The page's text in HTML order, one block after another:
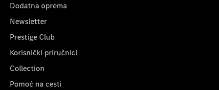
Dodatna oprema
Newsletter
Prestige Club
Korisnički priručnici
Collection
Pomoć na cesti